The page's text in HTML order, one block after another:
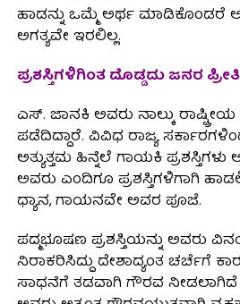
ಹಾಡನ್ನು ಒಮ್ಮೆ ಅರ್ಥ ಮಾಡಿಕೊಂಡರೆ
ಅಗತ್ಯವೇ ಇರಲಿಲ್ಲ.
ಪ್ರಶಸ್ತಿಗಳಿಗಿಂತ ದೊಡ್ಡದು ಜನರ ಪ್ರೀತಿ
ಎಸ್. ಜಾನಕಿ ಅವರು ನಾಲ್ಕು ರಾಷ್ಟ್ರೀಯ
ಪಡೆದಿದ್ದಾರೆ. ವಿವಿಧ ರಾಜ್ಯ
ಅತ್ಯುತ್ತಮ ಹಿನ್ನೆಲೆ ಗಾಯಕಿ
ಅವರು ಎಂದಿಗೂ ಪ್ರಶಸ್ತಿಗಳಿಗಾಗಿ
ಧ್ಯಾನ, ಗಾಯನವೇ ಅವರ ಪೂಜೆ.
ಪದ್ಮಭೂಷಣ ಪ್ರಶಸ್ತಿಯನ್ನು ಅವರು
ನಿರಾಕರಿಸಿದ್ದು ದೇಶಾದ್ಯಂತ ಚರ್ಚೆಗೆ
ಸಾಧನೆಗೆ ತಡವಾಗಿ ಗೌರವ